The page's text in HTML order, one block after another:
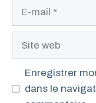
Enregistrer
dans le